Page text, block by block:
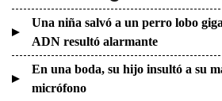
Una niña salvó a un perro lobo
ADN resultó alarmante
En una boda, su hijo insultó a su
micrófono